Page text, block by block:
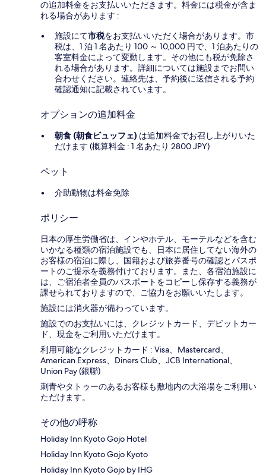
の追加料金をお支払いいただきます。料金には税金が含ま
れる場合があります :
施設にて市税をお支払いいただく場合があります。市
税は、1 泊 1 名あたり 100 ～ 10,000 円で、1 泊あたりの
客室料金によって変動します。その他にも税が免除さ
れる場合があります。詳細については施設までお問い
合わせください。連絡先は、予約後に送信される予約
確認通知に記載されています。
オプションの追加料金
朝食 (朝食ビュッフェ) は追加料金でお召し上がりいた
だけます (概算料金 : 1 名あたり 2800 JPY)
ペット
介助動物は料金免除
ポリシー
日本の厚生労働省は、インやホテル、モーテルなどを含む
いかなる種類の宿泊施設でも、日本に​居住してない海外の
お客様の宿泊に際し、国籍および旅券番号の確認とパスポ
ートのご提示を義務付け​ております。また、各宿泊施設に
は、ご宿泊者全員のパスポートをコピーし保存する義務が
課せられておりますの​で、ご協力をお願いいたします。
施設には消火器が備わっています。
施設でのお支払いには、クレジットカード、デビットカー
ド、現金をご利用いただけます。
利用可能なクレジットカード : Visa、Mastercard、
American Express、Diners Club、JCB International、
Union Pay (銀聯)
刺青やタトゥーのあるお客様も敷地内の大浴場をご利用い
ただけます。
その他の呼称
Holiday Inn Kyoto Gojo Hotel
Holiday Inn Kyoto Gojo Kyoto
Holiday Inn Kyoto Gojo by IHG